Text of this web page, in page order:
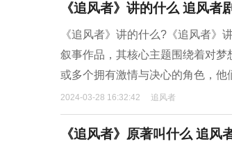
《追风者》讲的什么 追风者
《追风者》讲的什么?《追风者》
叙事作品，其核心主题围绕着对
或多个拥有激情与决心的角色，他
2024-03-28 16:32:42 追风者
《追风者》原著叫什么 追风